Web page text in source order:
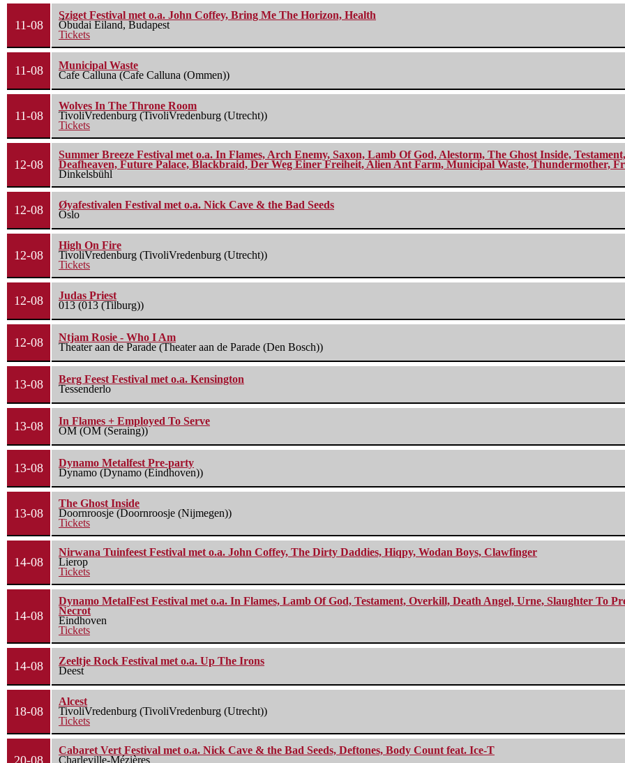
11-08
Sziget Festival met o.a. John Coffey, Bring Me The Horizon, Health
Óbudai Eiland, Budapest
Tickets
11-08
Municipal Waste
Cafe Calluna (Cafe Calluna (Ommen))
11-08
Wolves In The Throne Room
TivoliVredenburg (TivoliVredenburg (Utrecht))
Tickets
12-08
Summer Breeze Festival met o.a. In Flames, Arch Enemy, Saxon, Lamb Of God, Alestorm, The Ghost Inside,
Deafheaven, Future Palace, Blackbraid, Der Weg Einer Freiheit, Alien Ant Farm, Municipal Waste, Thundermother,
Dinkelsbühl
12-08
Øyafestivalen Festival met o.a. Nick Cave & the Bad Seeds
Oslo
12-08
High On Fire
TivoliVredenburg (TivoliVredenburg (Utrecht))
Tickets
12-08
Judas Priest
013 (013 (Tilburg))
12-08
Ntjam Rosie - Who I Am
Theater aan de Parade (Theater aan de Parade (Den Bosch))
13-08
Berg Feest Festival met o.a. Kensington
Tessenderlo
13-08
In Flames + Employed To Serve
OM (OM (Seraing))
13-08
Dynamo Metalfest Pre-party
Dynamo (Dynamo (Eindhoven))
13-08
The Ghost Inside
Doornroosje (Doornroosje (Nijmegen))
Tickets
14-08
Nirwana Tuinfeest Festival met o.a. John Coffey, The Dirty Daddies, Hiqpy, Wodan Boys, Clawfinger
Lierop
Tickets
14-08
Dynamo MetalFest Festival met o.a. In Flames, Lamb Of God, Testament, Overkill, Death Angel, Urne, Slaughter To
Necrot
Eindhoven
Tickets
14-08
Zeeltje Rock Festival met o.a. Up The Irons
Deest
18-08
Alcest
TivoliVredenburg (TivoliVredenburg (Utrecht))
Tickets
Cabaret Vert Festival met o.a. Nick Cave & the Bad Seeds, Deftones, Body Count feat. Ice-T
Charleville-Mézières